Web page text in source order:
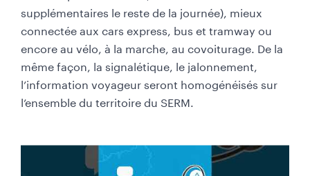
supplémentaires le reste de la journée), mieux
connectée aux cars express, bus et tramway ou
encore au vélo, à la marche, au covoiturage. De la
même façon, la signalétique, le jalonnement,
l’information voyageur seront homogénéisés sur
l’ensemble du territoire du SERM.